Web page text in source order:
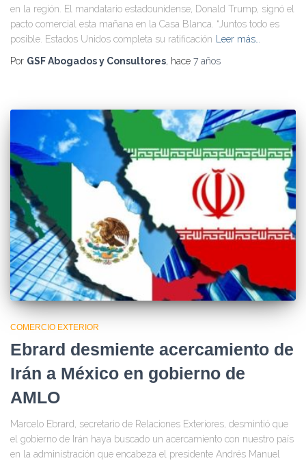
en la región. El mandatario estadounidense, Donald Trump, signó el
pacto comercial esta mañana en la Casa Blanca. “Juntos todo es
posible. Estados Unidos completa su ratificación
Leer más…
Por GSF Abogados y Consultores, hace 7 años
COMERCIO EXTERIOR
Ebrard desmiente acercamiento de
Irán a México en gobierno de
AMLO
Marcelo Ebrard, secretario de Relaciones Exteriores, desmintió que
el gobierno de Irán haya buscado un acercamiento con nuestro país
en la administración que encabeza el presidente Andrés Manuel